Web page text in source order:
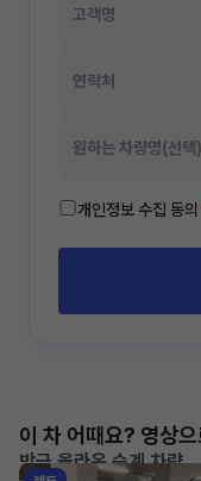
개인정보 수집 동의
이 차 어때요? 영상
방금 올라온 승계 차량